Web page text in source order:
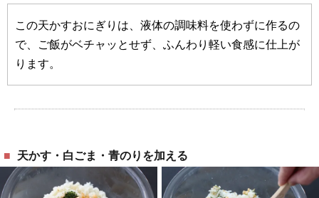
この天かすおにぎりは、液体の調味料を使わずに作るの
で、ご飯がベチャッとせず、ふんわり軽い食感に仕上が
ります。
天かす・白ごま・青のりを加える